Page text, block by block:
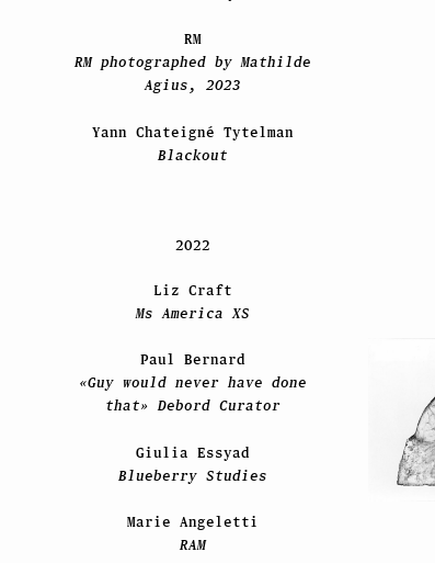
RM
RM photographed by Mathilde
Agius, 2023
Yann Chateigné Tytelman
Blackout
2022
Liz Craft
Ms America XS
Paul Bernard
«Guy would never have done
that» Debord Curator
Giulia Essyad
Blueberry Studies
Marie Angeletti
RAM